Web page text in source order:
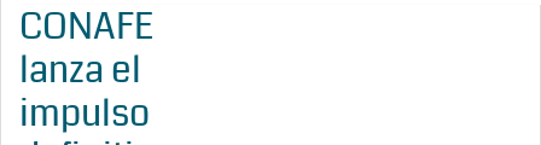
CONAFE
lanza el
impulso